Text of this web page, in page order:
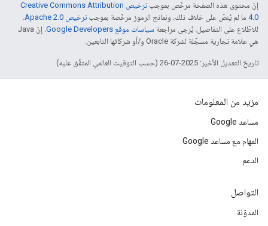
إنّ محتوى هذه الصفحة مرخّص بموجب
ترخيص Creative Commons Attribution
4.0‏ ما لم يُنصّ على خلاف ذلك، ونماذج الرموز مرخّصة بموجبترخيص Apache 2.0‏
.
للاطّلاع على التفاصيل، يُرجى مراجعة سياسات موقع Google Developers‏
. إنّ Java
هي علامة تجارية مسجَّلة لشركة Oracle و/أو شركائها التابعين.
تاريخ التعديل الأخير: 2025-07-26 (حسب التوقيت العالمي المتفَّق عليه)
مزيد من المعلومات
مساعد Google
المهام مع مساعد Google
الدعم
التواصل
المدوّنة